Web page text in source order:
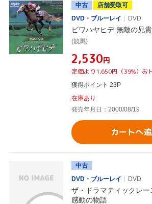
中古
店舗受取可
DVD・ブルーレイ
DVD
ビワハヤヒデ 無敵の兄貴
(競馬)
¥2,530円
定価より1,650円（39%）お
獲得ポイント 23P
在庫あり
発売年月日：2000/08/19
カートへ
中古
DVD・ブルーレイ
DVD
ザ・ドラマティックレ
感動の物語